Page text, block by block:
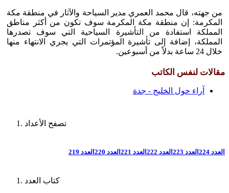
من جهته، قال محمد العمري مدير السياحة والآثار في منطقة مكة
المكرمة: إن منطقة مكة المكرمة سوف تكون من أكثر مناطق
المملكة استفادة من التأشيرة السياحية التي سوف تصدرها
المملكة، إضافة إلى تأشيرة المؤتمرات التي يجري الانتهاء منها
خلال 24 ساعة بدلاً من أسبوعين.
مقالات لنفس الكاتب
آراء حول الخليج - جدة
تصفح الأعداد
العدد 224 العدد 223 العدد 222 العدد 221 العدد 220 العدد 219
كتاب العدد